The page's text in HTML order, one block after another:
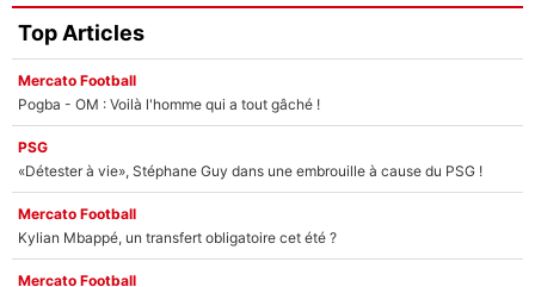
Top Articles
Mercato Football
Pogba - OM : Voilà l'homme qui a tout gâché !
PSG
«Détester à vie», Stéphane Guy dans une embrouille à cause du PSG !
Mercato Football
Kylian Mbappé, un transfert obligatoire cet été ?
Mercato Football